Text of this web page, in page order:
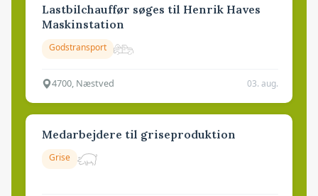
Lastbilchauffør søges til Henrik Haves
Maskinstation
Godstransport
4700, Næstved 03. aug.
Medarbejdere til griseproduktion
Grise